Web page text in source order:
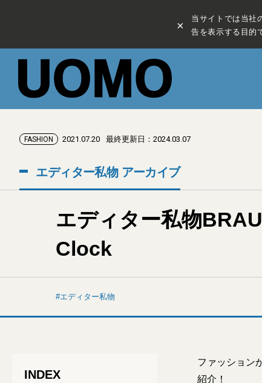
×
当サイトでは当社
告を表示する目的
FASHION 2021.07.20 最終更新日：2024.03.07
エディター私物 アーカイブ
エディター私物
Clock
エディター私物
INDEX
ファッション
紹介！